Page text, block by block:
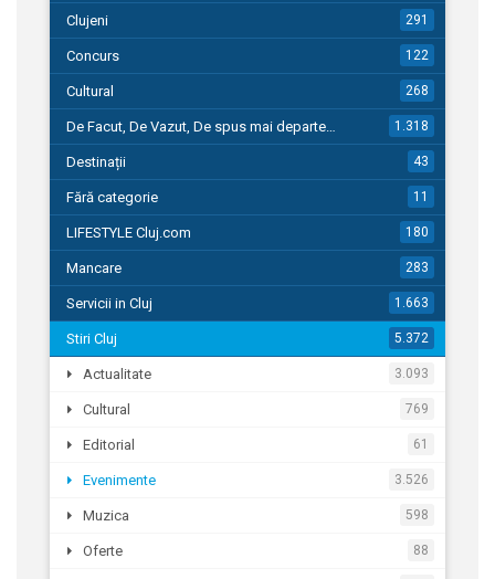
Clujeni 291
Concurs 122
Cultural 268
De Facut, De Vazut, De spus mai departe… 1.318
Destinații 43
Fără categorie 11
LIFESTYLE Cluj.com 180
Mancare 283
Servicii in Cluj 1.663
Stiri Cluj 5.372
Actualitate 3.093
Cultural 769
Editorial 61
Evenimente 3.526
Muzica 598
Oferte 88